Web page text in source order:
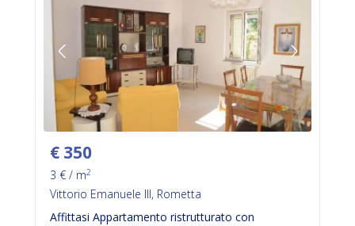
€ 350
3 € / m2
Vittorio Emanuele III, Rometta
Affittasi Appartamento ristrutturato con